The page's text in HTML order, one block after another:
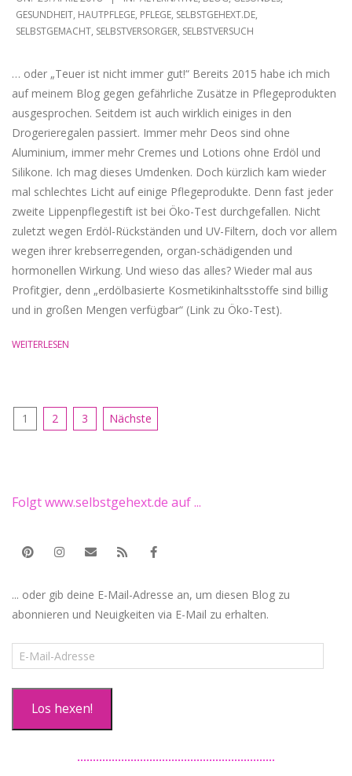
04-
29
GESUNDHEIT, HAUTPFLEGE, PFLEGE, SELBSTGEHEXT.DE,
SELBSTGEMACHT, SELBSTVERSORGER, SELBSTVERSUCH
… oder „Teuer ist nicht immer gut!“ Bereits 2015 habe ich mich
auf meinem Blog gegen gefährliche Zusätze in Pflegeprodukten
ausgesprochen. Seitdem ist auch wirklich einiges in den
Drogerieregalen passiert. Immer mehr Deos sind ohne
Aluminium, immer mehr Cremes und Lotions ohne Erdöl und
Silikone. Ich mag dieses Umdenken. Doch kürzlich kam wieder
mal schlechtes Licht auf einige Pflegeprodukte. Denn fast jeder
zweite Lippenpflegestift ist bei Öko-Test durchgefallen. Nicht
zuletzt wegen Erdöl-Rückständen und UV-Filtern, doch vor allem
wegen ihrer krebserregenden, organ-schädigenden und
hormonellen Wirkung. Und wieso das alles? Wieder mal aus
Profitgier, denn „erdölbasierte Kosmetikinhaltsstoffe sind billig
und in großen Mengen verfügbar“ (Link zu Öko-Test).
WEITERLESEN
Seitennummerierung
der
1 2 3 Nächste
Folgt www.selbstgehext.de auf ...
... oder gib deine E-Mail-Adresse an, um diesen Blog zu
abonnieren und Neuigkeiten via E-Mail zu erhalten.
E-
Mail-
Los hexen!